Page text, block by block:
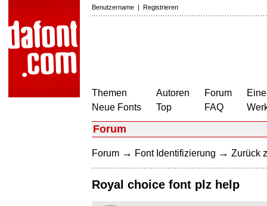
Benutzername | Registrieren
Themen
Neue Fonts
Autoren
Top
Forum
FAQ
Forum
Forum → Font Identifizierung → Zurück
Royal choice font plz help